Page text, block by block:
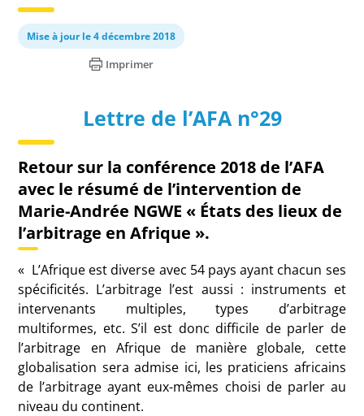
Mise à jour le 4 décembre 2018
Imprimer
Lettre de l’AFA n°29
Retour sur la conférence 2018 de l’AFA
avec le résumé de l’intervention de
Marie-Andrée NGWE « États des lieux de
l’arbitrage en Afrique ».
« L’Afrique est diverse avec 54 pays ayant chacun ses
spécificités. L’arbitrage l’est aussi : instruments et
intervenants multiples, types d’arbitrage
multiformes, etc. S’il est donc difficile de parler de
l’arbitrage en Afrique de manière globale, cette
globalisation sera admise ici, les praticiens africains
de l’arbitrage ayant eux-mêmes choisi de parler au
niveau du continent.